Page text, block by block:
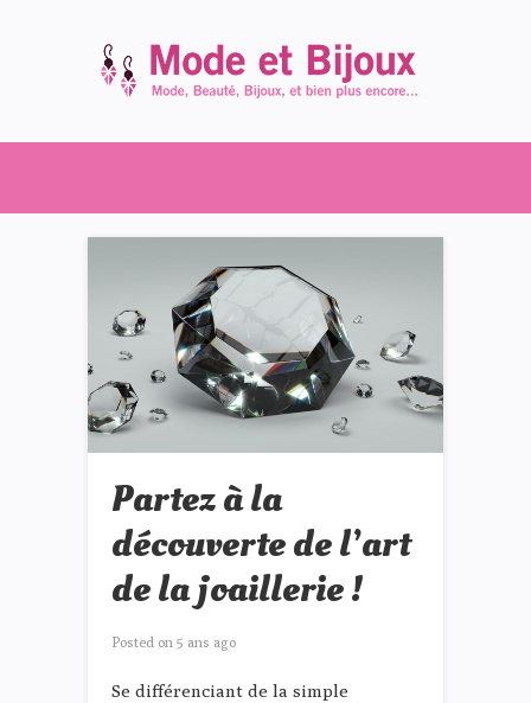
Partez à la
découverte de l’art
de la joaillerie !
Posted on 5 ans ago
Se différenciant de la simple